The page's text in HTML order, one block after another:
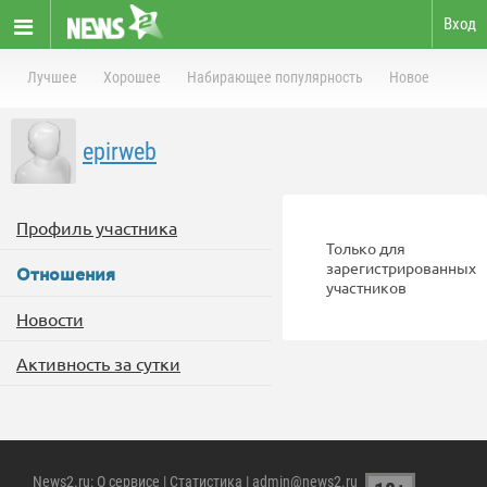
Вход
Лучшее Хорошее Набирающее популярность Новое
epirweb
Профиль участника
Отношения
Новости
Активность за сутки
Только для
зарегистрированных
участников
News2.ru: О сервисе | Статистика | admin@news2.ru